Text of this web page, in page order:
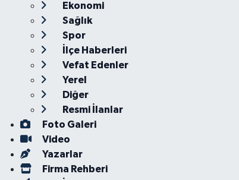
Ekonomi
Sağlık
Spor
İlçe Haberleri
Vefat Edenler
Yerel
Diğer
Resmi İlanlar
Foto Galeri
Video
Yazarlar
Firma Rehberi